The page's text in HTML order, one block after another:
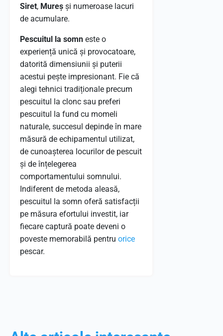
Siret, Mureș și numeroase lacuri
de acumulare.
Pescuitul la somn este o
experiență unică și provocatoare,
datorită dimensiunii și puterii
acestui pește impresionant. Fie că
alegi tehnici tradiționale precum
pescuitul la clonc sau preferi
pescuitul la fund cu momeli
naturale, succesul depinde în mare
măsură de echipamentul utilizat,
de cunoașterea locurilor de pescuit
și de înțelegerea
comportamentului somnului.
Indiferent de metoda aleasă,
pescuitul la somn oferă satisfacții
pe măsura efortului investit, iar
fiecare captură poate deveni o
poveste memorabilă pentru orice
pescar.